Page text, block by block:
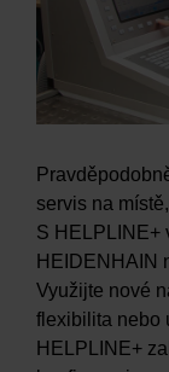
servis na
S HELPLINE+
HEIDENHAIN
Využijte nové
flexibilita nebo
HELPLINE+